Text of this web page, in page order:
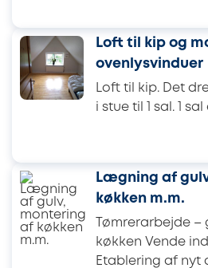
Loft til kip og
ovenlysvinduer
Loft til kip. Det
i stue til 1 sal. 1
Lægning af
køkken m.m.
Tømrerarbejde –
køkken Vende
Etablering af nyt